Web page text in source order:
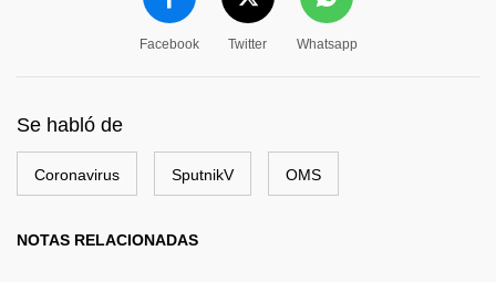
Facebook Twitter Whatsapp
Se habló de
Coronavirus SputnikV OMS
NOTAS RELACIONADAS